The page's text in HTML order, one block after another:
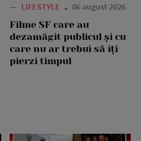
— LIFESTYLE 06 august 2026
Filme SF care au
dezamăgit publicul și cu
care nu ar trebui să îți
pierzi timpul